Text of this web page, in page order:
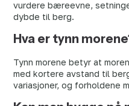
vurdere bæreevne,
dybde til berg.
Hva er tynn
Tynn morene betyr at
med kortere avstand til
variasjoner, og forholdene